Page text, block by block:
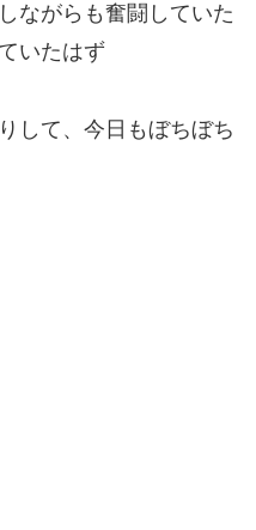
ながらも奮闘していた
いたはず
して、今日もぼちぼち